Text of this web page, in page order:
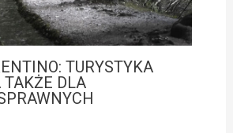
TURYSTYKA
TAKŻE DLA